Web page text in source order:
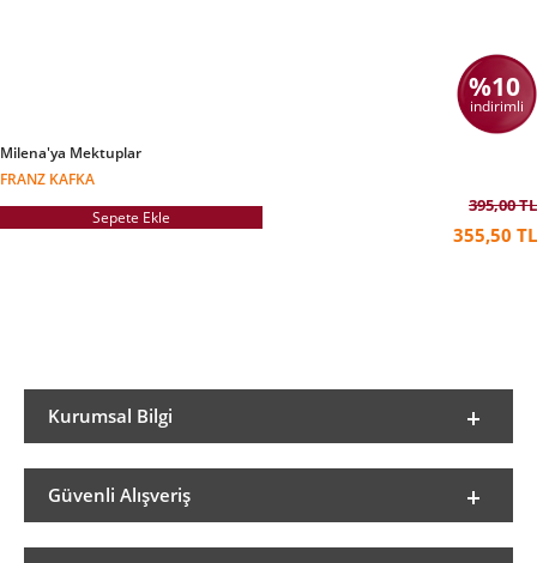
%10
indirimli
Milena'ya Mektuplar
FRANZ KAFKA
Sepete Ekle
395,00 TL
355,50 TL
Kurumsal Bilgi
Güvenli Alışveriş